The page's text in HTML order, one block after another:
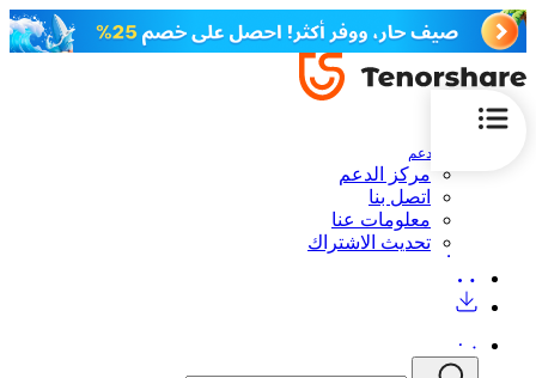
الدعم
مركز الدعم
اتصل بنا
معلومات عنا
تحديث الاشتراك